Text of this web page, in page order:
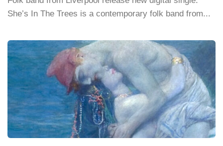
She’s In The Trees is a contemporary folk band from...